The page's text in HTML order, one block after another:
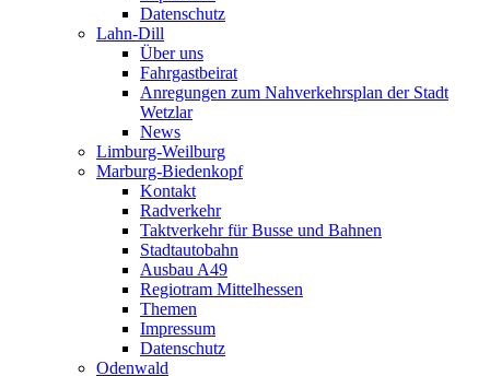
Datenschutz
Lahn-Dill
Über uns
Fahrgastbeirat
Anregungen zum Nahverkehrsplan der Stadt
Wetzlar
News
Limburg-Weilburg
Marburg-Biedenkopf
Kontakt
Radverkehr
Taktverkehr für Busse und Bahnen
Stadtautobahn
Ausbau A49
Regiotram Mittelhessen
Themen
Impressum
Datenschutz
Odenwald